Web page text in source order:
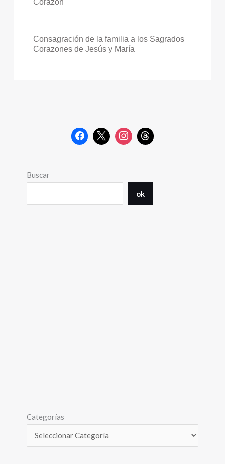
Corazón
Consagración de la familia a los Sagrados
Corazones de Jesús y María
Buscar
ok
Categorías